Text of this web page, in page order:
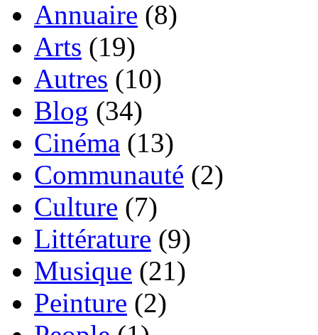
Annuaire (8)
Arts (19)
Autres (10)
Blog (34)
Cinéma (13)
Communauté (2)
Culture (7)
Littérature (9)
Musique (21)
Peinture (2)